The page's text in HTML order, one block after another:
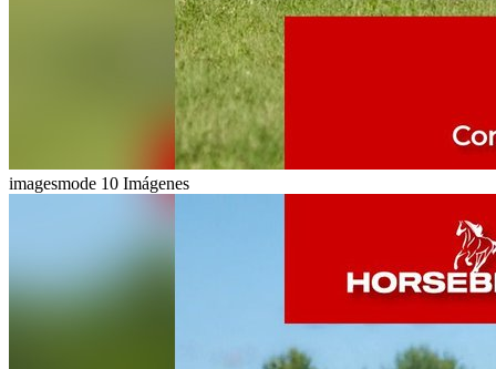
imagesmode 10 Imágenes